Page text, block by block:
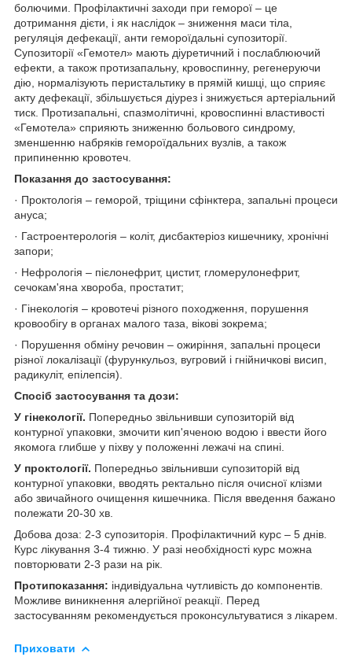
болючими. Профілактичні заходи при геморої – це
дотримання дієти, і як наслідок – зниження маси тіла,
регуляція дефекації, анти гемороїдальні супозиторії.
Супозиторії «Гемотел» мають діуретичний і послаблюючий
ефекти, а також протизапальну, кровоспинну, регенеруючи
дію, нормалізують перистальтику в прямій кишці, що сприяє
акту дефекації, збільшується діурез і знижується артеріальний
тиск. Протизапальні, спазмолітичні, кровоспинні властивості
«Гемотела» сприяють зниженню больового синдрому,
зменшенню набряків гемороїдальних вузлів, а також
припиненню кровотеч.
Показання до застосування:
· Проктологія – геморой, тріщини сфінктера, запальні процеси
ануса;
· Гастроентерологія – коліт, дисбактеріоз кишечнику, хронічні
запори;
· Нефрологія – пієлонефрит, цистит, гломерулонефрит,
сечокам'яна хвороба, простатит;
· Гінекологія – кровотечі різного походження, порушення
кровообігу в органах малого таза, вікові зокрема;
· Порушення обміну речовин – ожиріння, запальні процеси
різної локалізації (фурункульоз, вугровий і гнійничкові висип,
радикуліт, епілепсія).
Спосіб застосування та дози:
У гінекології. Попередньо звільнивши супозиторій від
контурної упаковки, змочити кип'яченою водою і ввести його
якомога глибше у піхву у положенні лежачі на спині.
У проктології. Попередньо звільнивши супозиторій від
контурної упаковки, вводять ректально після очисної клізми
або звичайного очищення кишечника. Після введення бажано
полежати 20-30 хв.
Добова доза: 2-3 супозиторія. Профілактичний курс – 5 днів.
Курс лікування 3-4 тижню. У разі необхідності курс можна
повторювати 2-3 рази на рік.
Протипоказання: індивідуальна чутливість до компонентів.
Можливе виникнення алергійної реакції. Перед
застосуванням рекомендується проконсультуватися з лікарем.
Приховати